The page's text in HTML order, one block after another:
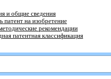
и общие сведения
патент на изобретение
рекомендации
патентная классификация